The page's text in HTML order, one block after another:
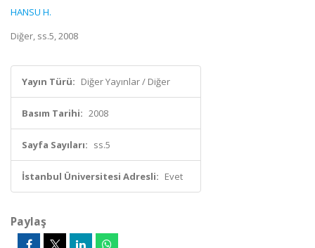
HANSU H.
Diğer, ss.5, 2008
Yayın Türü: Diğer Yayınlar / Diğer
Basım Tarihi: 2008
Sayfa Sayıları: ss.5
İstanbul Üniversitesi Adresli: Evet
Paylaş